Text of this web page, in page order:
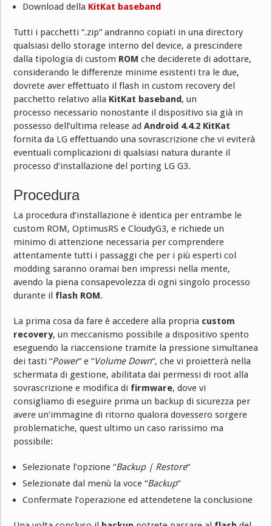
Download della KitKat baseband
Tutti i pacchetti “.zip” andranno copiati in una directory
qualsiasi dello storage interno del device, a prescindere
dalla tipologia di custom ROM che deciderete di adottare,
considerando le differenze minime esistenti tra le due,
dovrete aver effettuato il flash in custom recovery del
pacchetto relativo alla KitKat baseband, un
processo necessario nonostante il dispositivo sia già in
possesso dell’ultima release adAndroid 4.4.2 KitKat
fornita da LG effettuando una sovrascrizione che vi eviterà
eventuali complicazioni di qualsiasi natura durante il
processo d’installazione del porting LG G3.
Procedura
La procedura d’installazione è identica per entrambe le
custom ROM, OptimusRS e CloudyG3, e richiede un
minimo di attenzione necessaria per comprendere
attentamente tutti i passaggi che per i più esperti col
modding saranno oramai ben impressi nella mente,
avendo la piena consapevolezza di ogni singolo processo
durante il flash ROM.
La prima cosa da fare è accedere alla propria custom
recovery, un meccanismo possibile a dispositivo spento
eseguendo la riaccensione tramite la pressione simultanea
dei tasti “Power” e “Volume Down“, che vi proietterà nella
schermata di gestione, abilitata dai permessi di root alla
sovrascrizione e modifica di firmware, dove vi
consigliamo di eseguire prima un backup di sicurezza per
avere un’immagine di ritorno qualora dovessero sorgere
problematiche, quest ultimo un caso rarissimo ma
possibile:
Selezionate l’opzione “Backup | Restore“
Selezionate dal menù la voce “Backup“
Confermate l’operazione ed attendetene la conclusione